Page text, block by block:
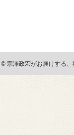
© 宗澤政宏がお届けする